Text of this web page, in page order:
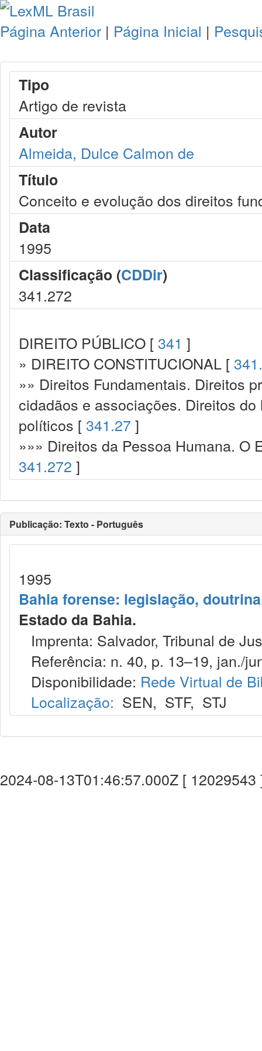
Página Anterior | Página Inicial |
Tipo
Artigo de revista
Autor
Almeida, Dulce Calmon de
Título
Conceito e evolução dos direitos
Data
1995
Classificação (CDDir)
341.272
DIREITO PÚBLICO [ 341 ]
» DIREITO CONSTITUCIONAL [
»» Direitos Fundamentais. Direitos
cidadãos e associações. Direitos
políticos [ 341.27 ]
»»» Direitos da Pessoa Humana.
341.272 ]
Publicação: Texto - Português
1995
Bahia forense: legislação,
Estado da Bahia.
Imprenta: Salvador, Tribunal de
Referência: n. 40, p. 13–19, jan./
Disponibilidade: Rede Virtual de
Localização: SEN, STF, STJ
2024-08-13T01:46:57.000Z [ 12029543